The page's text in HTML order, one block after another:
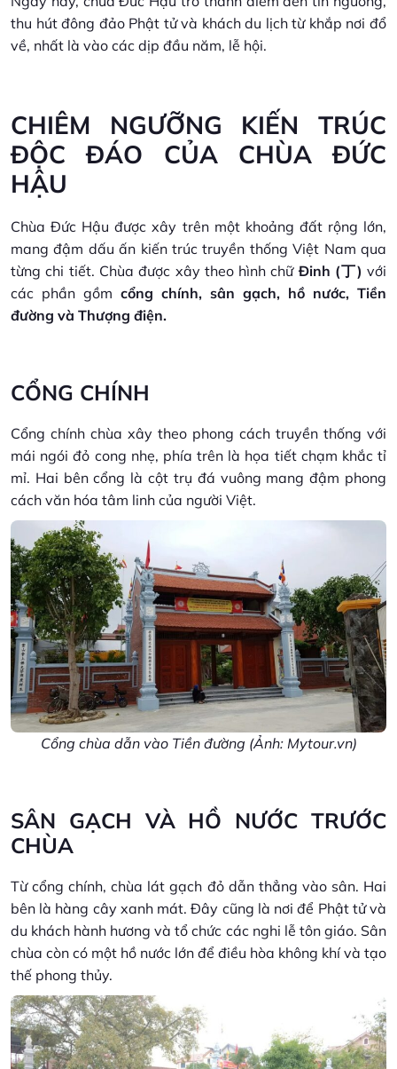
thu hút đông đảo Phật tử và khách du lịch từ khắp nơi đổ
về, nhất là vào các dịp đầu năm, lễ hội.
CHIÊM NGƯỠNG KIẾN TRÚC
ĐỘC ĐÁO CỦA CHÙA ĐỨC
HẬU
Chùa Đức Hậu được xây trên một khoảng đất rộng lớn,
mang đậm dấu ấn kiến trúc truyền thống Việt Nam qua
từng chi tiết. Chùa được xây theo hình chữĐinh (丁)với
các phần gồm cổng chính, sân gạch, hồ nước, Tiền
đường và Thượng điện.
CỔNG CHÍNH
Cổng chính chùa xây theo phong cách truyền thống với
mái ngói đỏ cong nhẹ, phía trên là họa tiết chạm khắc tỉ
mỉ. Hai bên cổng là cột trụ đá vuông mang đậm phong
cách văn hóa tâm linh của người Việt.
Cổng chùa dẫn vào Tiền đường (Ảnh: Mytour.vn)
SÂN GẠCH VÀ HỒ NƯỚC TRƯỚC
CHÙA
Từ cổng chính, chùa lát gạch đỏ dẫn thẳng vào sân. Hai
bên là hàng cây xanh mát. Đây cũng là nơi để Phật tử và
du khách hành hương và tổ chức các nghi lễ tôn giáo. Sân
chùa còn có một hồ nước lớn để điều hòa không khí và tạo
thế phong thủy.